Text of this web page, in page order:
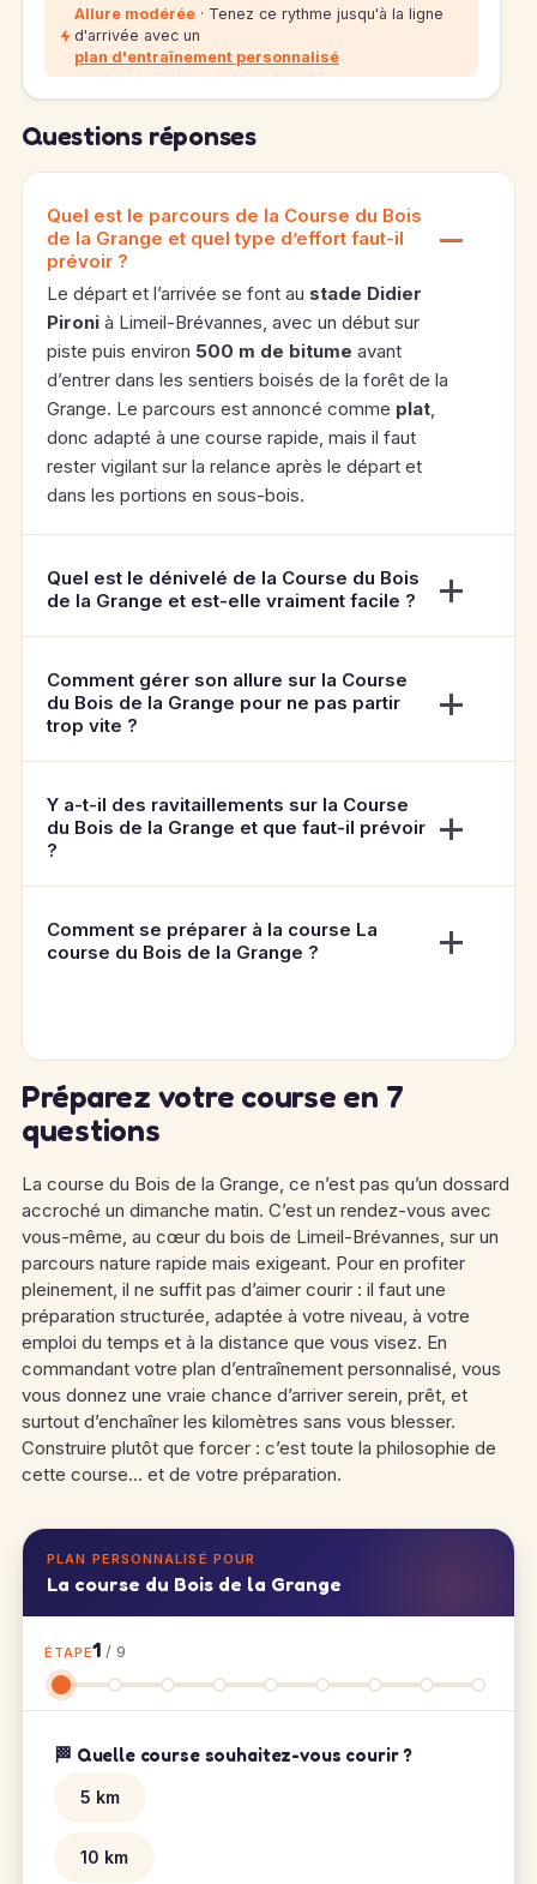
Allure modérée · Tenez ce rythme jusqu'à la ligne
d'arrivée avec un
plan d'entraînement personnalisé
Questions réponses
Quel est le parcours de la Course du Bois
de la Grange et quel type d’effort faut-il
prévoir ?
Le départ et l’arrivée se font au stade Didier
Pironi à Limeil-Brévannes, avec un début sur
piste puis environ 500 m de bitume avant
d’entrer dans les sentiers boisés de la forêt de la
Grange. Le parcours est annoncé comme plat,
donc adapté à une course rapide, mais il faut
rester vigilant sur la relance après le départ et
dans les portions en sous-bois.
Quel est le dénivelé de la Course du Bois
de la Grange et est-elle vraiment facile ?
Comment gérer son allure sur la Course
du Bois de la Grange pour ne pas partir
trop vite ?
Y a-t-il des ravitaillements sur la Course
du Bois de la Grange et que faut-il prévoir
?
Comment se préparer à la course La
course du Bois de la Grange ?
Préparez votre course en 7
questions
La course du Bois de la Grange, ce n’est pas qu’un dossard
accroché un dimanche matin. C’est un rendez-vous avec
vous-même, au cœur du bois de Limeil-Brévannes, sur un
parcours nature rapide mais exigeant. Pour en profiter
pleinement, il ne suffit pas d’aimer courir : il faut une
préparation structurée, adaptée à votre niveau, à votre
emploi du temps et à la distance que vous visez. En
commandant votre plan d’entraînement personnalisé, vous
vous donnez une vraie chance d’arriver serein, prêt, et
surtout d’enchaîner les kilomètres sans vous blesser.
Construire plutôt que forcer : c’est toute la philosophie de
cette course… et de votre préparation.
PLAN PERSONNALISÉ POUR
La course du Bois de la Grange
ÉTAPE1 / 9
🏁 Quelle course souhaitez-vous courir ?
5 km
10 km